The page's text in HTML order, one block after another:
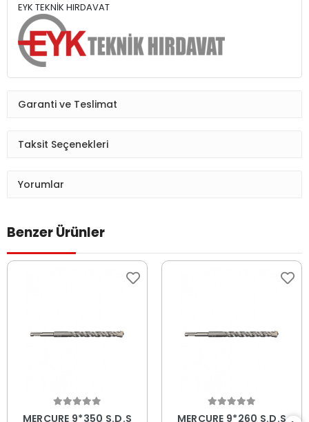
EYK TEKNİK HIRDAVAT
Garanti ve Teslimat
Taksit Seçenekleri
Yorumlar
Benzer Ürünler
MERCURE 9*350 S.D.S
MERCURE 9*260 S.D.S